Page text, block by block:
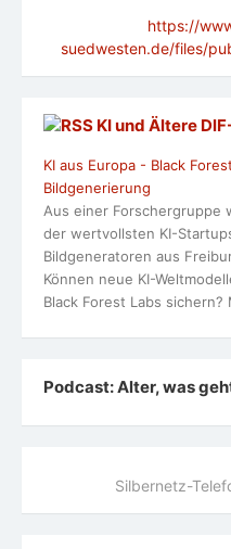
https://
suedwesten.de/files/
KI und Ältere
KI aus Europa - Black
Bildgenerierung
Aus einer Forschergruppe
der wertvollsten KI-
Bildgeneratoren aus
Können neue KI-
Black Forest Labs
Podcast: Alter, was
Silbernetz-